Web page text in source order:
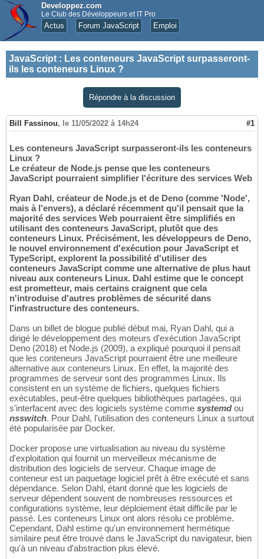
Developpez.com
Le Club des Développeurs et IT Pro
Actus Forum JavaScript Emploi
JavaScript : Les conteneurs JavaScript surpasseront-
ils les conteneurs Linux ?
Répondre à la discussion
Bill Fassinou, le 11/05/2022 à 14h24 #1
Les conteneurs JavaScript surpasseront-ils les conteneurs
Linux ?
Le créateur de Node.js pense que les conteneurs
JavaScript pourraient simplifier l'écriture des services Web
Ryan Dahl, créateur de Node.js et de Deno (comme 'Node',
mais à l'envers), a déclaré récemment qu'il pensait que la
majorité des services Web pourraient être simplifiés en
utilisant des conteneurs JavaScript, plutôt que des
conteneurs Linux. Précisément, les développeurs de Deno,
le nouvel environnement d'exécution pour JavaScript et
TypeScript, explorent la possibilité d'utiliser des
conteneurs JavaScript comme une alternative de plus haut
niveau aux conteneurs Linux. Dahl estime que le concept
est prometteur, mais certains craignent que cela
n'introduise d'autres problèmes de sécurité dans
l'infrastructure des conteneurs.
Dans un billet de blogue publié début mai, Ryan Dahl, qui a
dirigé le développement des moteurs d'exécution JavaScript
Deno (2018) et Node.js (2009), a expliqué pourquoi il pensait
que les conteneurs JavaScript pourraient être une meilleure
alternative aux conteneurs Linux. En effet, la majorité des
programmes de serveur sont des programmes Linux. Ils
consistent en un système de fichiers, quelques fichiers
exécutables, peut-être quelques bibliothèques partagées, qui
s'interfacent avec des logiciels système comme systemdou
nsswitch. Pour Dahl, l'utilisation des conteneurs Linux a surtout
été popularisée par Docker.
Docker propose une virtualisation au niveau du système
d'exploitation qui fournit un merveilleux mécanisme de
distribution des logiciels de serveur. Chaque image de
conteneur est un paquetage logiciel prêt à être exécuté et sans
dépendance. Selon Dahl, étant donné que les logiciels de
serveur dépendent souvent de nombreuses ressources et
configurations système, leur déploiement était difficile par le
passé. Les conteneurs Linux ont alors résolu ce problème.
Cependant, Dahl estime qu'un environnement hermétique
similaire peut être trouvé dans le JavaScript du navigateur, bien
qu'à un niveau d'abstraction plus élevé.